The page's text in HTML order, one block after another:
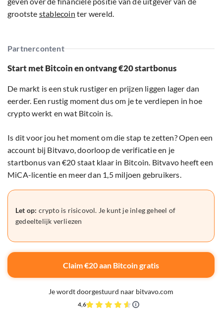
grootste stablecoin ter wereld.
Partnercontent
Start met Bitcoin en ontvang €20 startbonus
De markt is een stuk rustiger en prijzen liggen lager dan
eerder. Een rustig moment dus om je te verdiepen in hoe
crypto werkt en wat Bitcoin is.
Is dit voor jou het moment om die stap te zetten? Open een
account bij Bitvavo, doorloop de verificatie en je
startbonus van €20 staat klaar in Bitcoin. Bitvavo heeft een
MiCA-licentie en meer dan 1,5 miljoen gebruikers.
Let op: crypto is risicovol. Je kunt je inleg geheel of
gedeeltelijk verliezen
Claim €20 aan Bitcoin gratis
Je wordt doorgestuurd naar bitvavo.com
4,6